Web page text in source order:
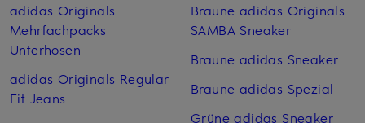
adidas Originals
Mehrfachpacks
Unterhosen
adidas Originals Regular
Fit Jeans
Braune adidas Originals
SAMBA Sneaker
Braune adidas Sneaker
Braune adidas Spezial
Grüne adidas Sneaker